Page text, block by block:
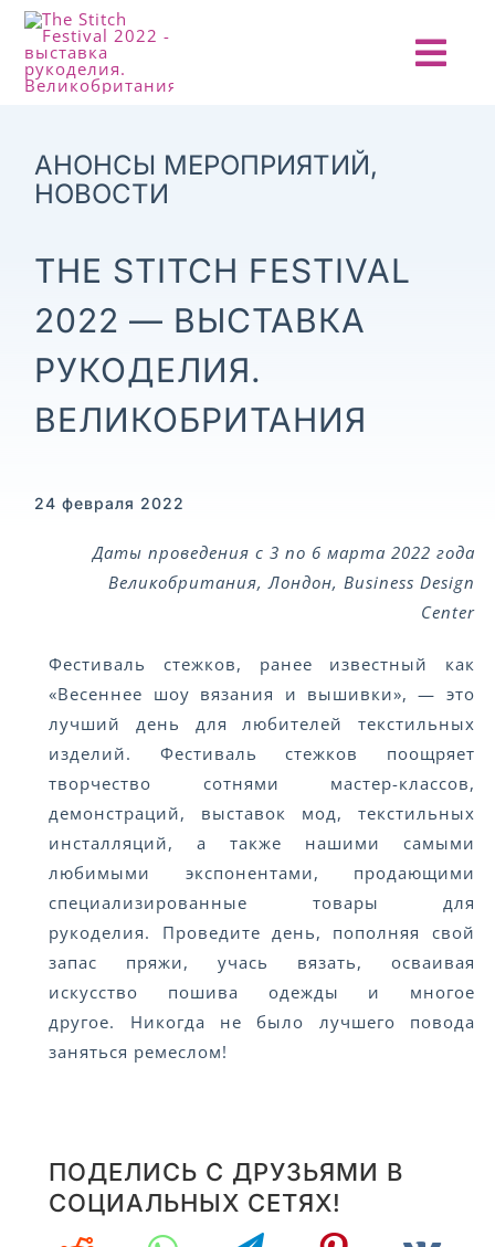
Skip
content
АНОНСЫ
АНОНСЫ МЕРОПРИЯТИЙ,
НОВОСТИ
THE STITCH FESTIVAL
2022 — ВЫСТАВКА
РУКОДЕЛИЯ.
ВЕЛИКОБРИТАНИЯ
24 февраля 2022
Даты проведения с 3 по 6 марта 2022 года
Великобритания, Лондон, Business Design
Center
Фестиваль стежков, ранее известный как
«Весеннее шоу вязания и вышивки», — это
лучший день для любителей текстильных
изделий. Фестиваль стежков поощряет
творчество сотнями мастер-классов,
демонстраций, выставок мод, текстильных
инсталляций, а также нашими самыми
любимыми экспонентами, продающими
специализированные товары для
рукоделия. Проведите день, пополняя свой
запас пряжи, учась вязать, осваивая
искусство пошива одежды и многое
другое. Никогда не было лучшего повода
заняться ремеслом!
ПОДЕЛИСЬ С ДРУЗЬЯМИ В
СОЦИАЛЬНЫХ СЕТЯХ!